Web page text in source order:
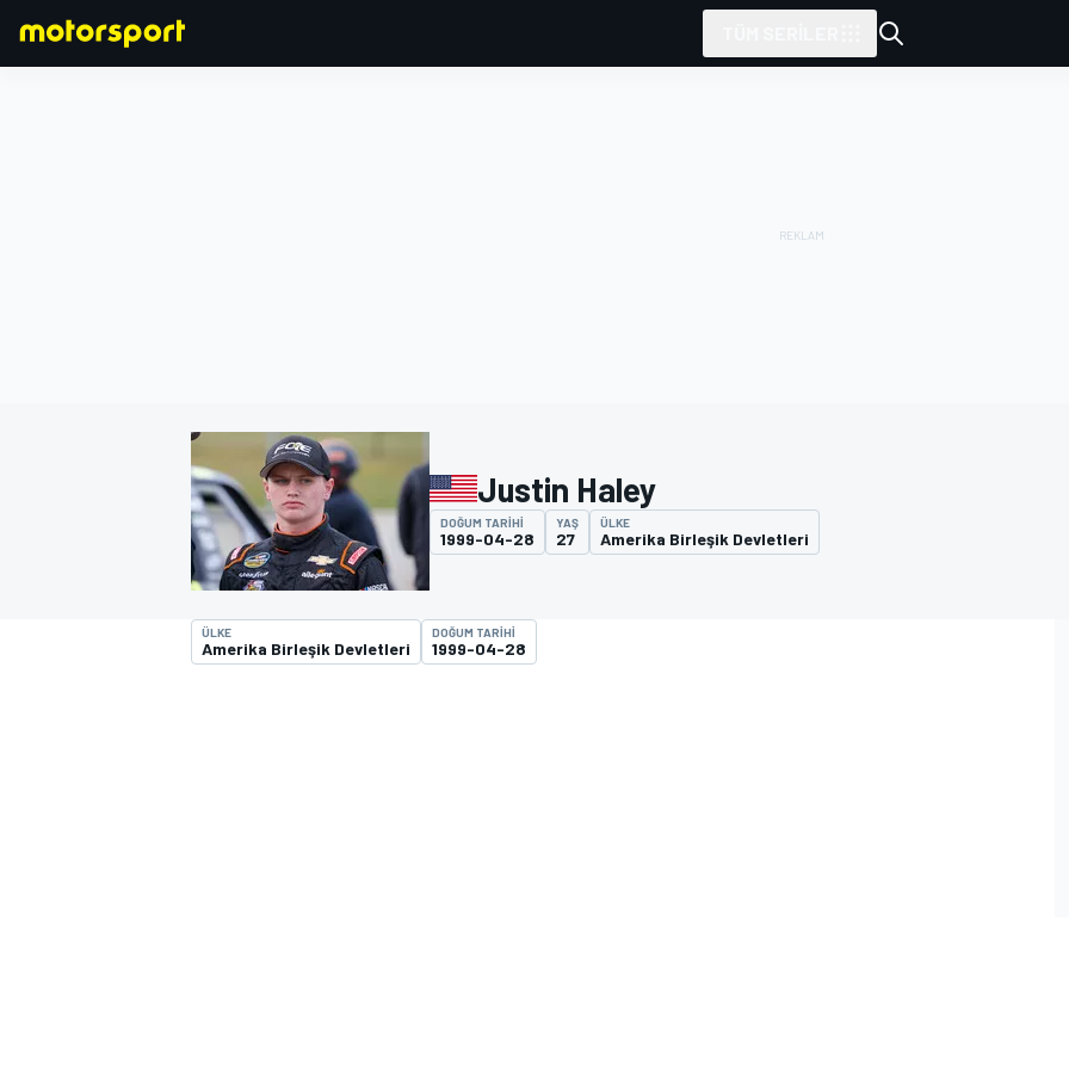
MOTOGP
Justin Haley
DOĞUM TARIHI
1999-04-28
YAŞ
27
ÜLKE
Amerika Birleşik Devletleri
ÜLKE
Amerika Birleşik Devletleri
DOĞUM TARIHI
1999-04-28